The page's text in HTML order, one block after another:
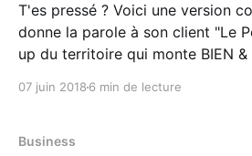
T'es pressé ? Voici une version courte :
donne la parole à son client "Le
up du territoire qui monte BIEN
up qui marche BIEN... et d'en
07 juin 2018 6 min de lecture
Business